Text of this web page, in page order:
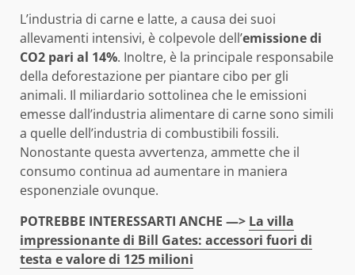
L’industria di carne e latte, a causa dei suoi
allevamenti intensivi, è colpevole dell’emissione di
CO2 pari al 14%. Inoltre, è la principale responsabile
della deforestazione per piantare cibo per gli
animali. Il miliardario sottolinea che le emissioni
emesse dall’industria alimentare di carne sono simili
a quelle dell’industria di combustibili fossili.
Nonostante questa avvertenza, ammette che il
consumo continua ad aumentare in maniera
esponenziale ovunque.
POTREBBE INTERESSARTI ANCHE —> La villa
impressionante di Bill Gates: accessori fuori di
testa e valore di 125 milioni